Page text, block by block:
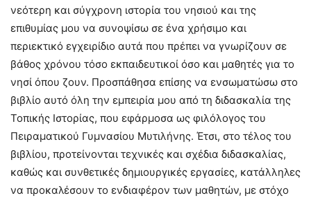
νεότερη και σύγχρονη ιστορία του νησιού και της
επιθυμίας μου να συνοψίσω σε ένα χρήσιμο και
περιεκτικό εγχειρίδιο αυτά που πρέπει να γνωρίζουν σε
βάθος χρόνου τόσο εκπαιδευτικοί όσο και μαθητές για το
νησί όπου ζουν. Προσπάθησα επίσης να ενσωματώσω στο
βιβλίο αυτό όλη την εμπειρία μου από τη διδασκαλία της
Τοπικής Ιστορίας, που εφάρμοσα ως φιλόλογος του
Πειραματικού Γυμνασίου Μυτιλήνης. Έτσι, στο τέλος του
βιβλίου, προτείνονται τεχνικές και σχέδια διδασκαλίας,
καθώς και συνθετικές δημιουργικές εργασίες, κατάλληλες
να προκαλέσουν το ενδιαφέρον των μαθητών, με στόχο